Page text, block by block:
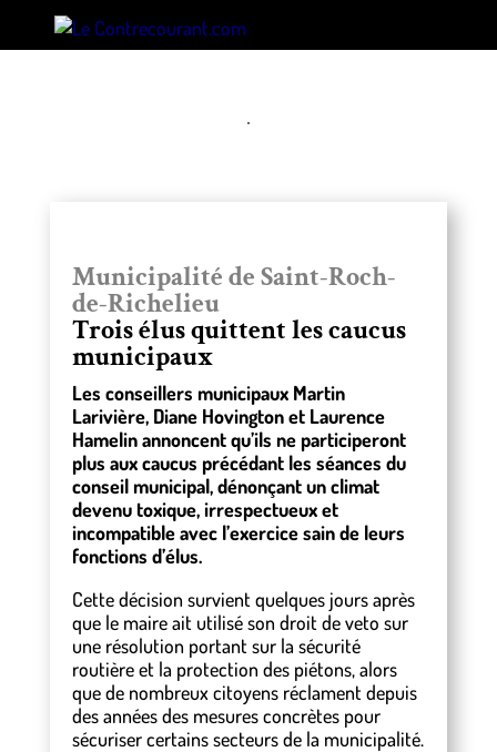
Municipalité de Saint-Roch-
de-Richelieu
Trois élus quittent les caucus
municipaux
Les conseillers municipaux Martin
Larivière, Diane Hovington et Laurence
Hamelin annoncent qu’ils ne participeront
plus aux caucus précédant les séances du
conseil municipal, dénonçant un climat
devenu toxique, irrespectueux et
incompatible avec l’exercice sain de leurs
fonctions d’élus.
Cette décision survient quelques jours après
que le maire ait utilisé son droit de veto sur
une résolution portant sur la sécurité
routière et la protection des piétons, alors
que de nombreux citoyens réclament depuis
des années des mesures concrètes pour
sécuriser certains secteurs de la municipalité.